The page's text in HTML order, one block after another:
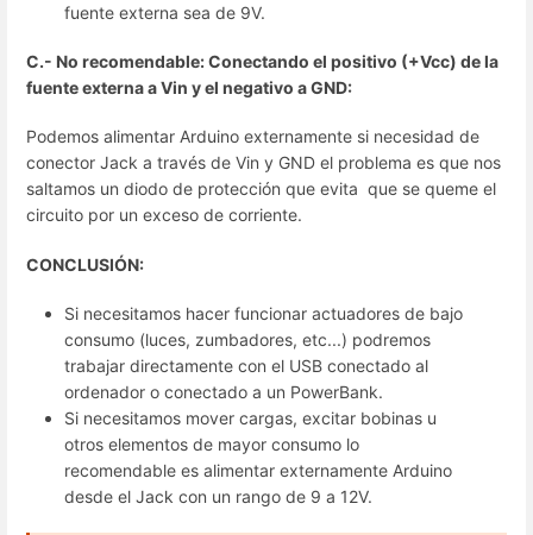
fuente externa sea de 9V.
C.- No recomendable: Conectando el positivo (+Vcc) de la
fuente externa a Vin y el negativo a GND:
Podemos alimentar Arduino externamente si necesidad de
conector Jack a través de Vin y GND el problema es que nos
saltamos un diodo de protección que evita que se queme el
circuito por un exceso de corriente.
CONCLUSIÓN:
Si necesitamos hacer funcionar actuadores de bajo
consumo (luces, zumbadores, etc...) podremos
trabajar directamente con el USB conectado al
ordenador o conectado a un PowerBank.
Si necesitamos mover cargas, excitar bobinas u
otros elementos de mayor consumo lo
recomendable es alimentar externamente Arduino
desde el Jack con un rango de 9 a 12V.